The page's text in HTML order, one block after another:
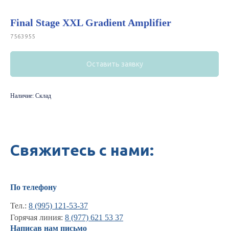
Final Stage XXL Gradient Amplifier
7563955
Оставить заявку
Наличие: Склад
Свяжитесь с нами:
По телефону
Тел.: 8 (995) 121-53-37
Горячая линия: 8 (977) 621 53 37
Написав нам письмо